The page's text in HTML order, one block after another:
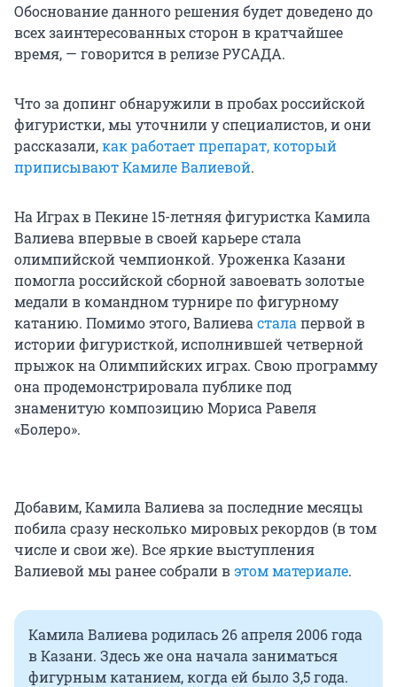
Обоснование данного решения будет доведено до
всех заинтересованных сторон в кратчайшее
время, — говорится в релизе РУСАДА.
Что за допинг обнаружили в пробах российской
фигуристки, мы уточнили у специалистов, и они
рассказали,как работает препарат, который
приписывают Камиле Валиевой.
На Играх в Пекине 15-летняя фигуристка Камила
Валиева впервые в своей карьере стала
олимпийской чемпионкой. Уроженка Казани
помогла российской сборной завоевать золотые
медали в командном турнире по фигурному
катанию. Помимо этого, Валиева стала первой в
истории фигуристкой, исполнившей четверной
прыжок на Олимпийских играх. Свою программу
она продемонстрировала публике под
знаменитую композицию Мориса Равеля
«Болеро».
Добавим, Камила Валиева за последние месяцы
побила сразу несколько мировых рекордов (в том
числе и свои же). Все яркие выступления
Валиевой мы ранее собрали вэтом материале.
Камила Валиева родилась 26 апреля 2006 года
в Казани. Здесь же она начала заниматься
фигурным катанием, когда ей было 3,5 года.